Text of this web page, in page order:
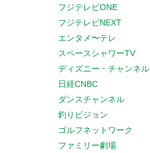
フジテレビONE
フジテレビNEXT
エンタメ〜テレ
スペースシャワーTV
ディズニー・チャンネル
日経CNBC
ダンスチャンネル
釣りビジョン
ゴルフネットワーク
ファミリー劇場